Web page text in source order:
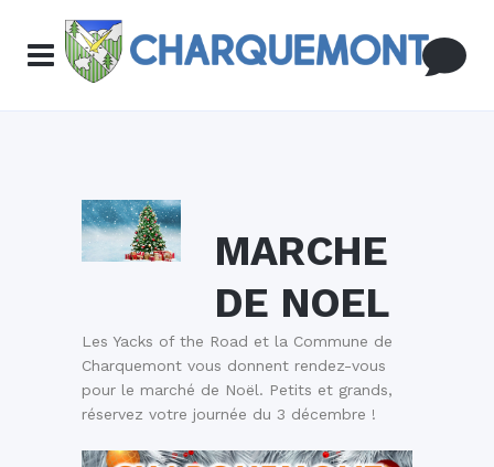
MARCHE
DE NOEL
Les Yacks of the Road et la Commune de
Charquemont vous donnent rendez-vous
pour le marché de Noël. Petits et grands,
réservez votre journée du 3 décembre !